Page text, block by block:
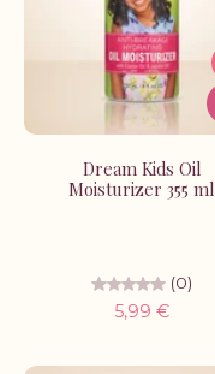
Dream Kids Oil
Moisturizer 355 ml
(0)
5,99 €